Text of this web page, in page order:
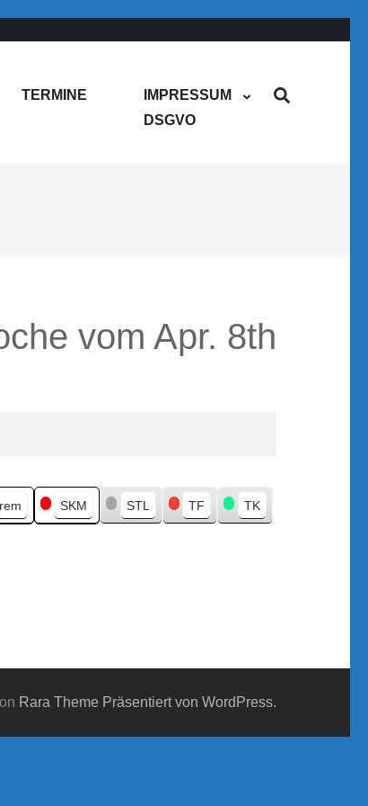
TERMINE
IMPRESSUM
DSGVO
vom Apr. 8th
rem SKM STL TF TK
Rara Theme Präsentiert von WordPress.